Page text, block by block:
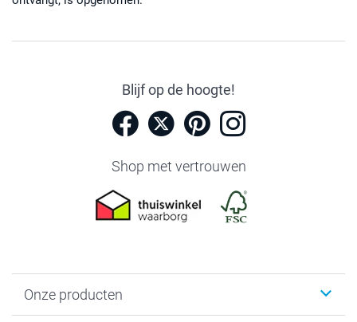
Blijf op de hoogte!
Shop met vertrouwen
Onze producten